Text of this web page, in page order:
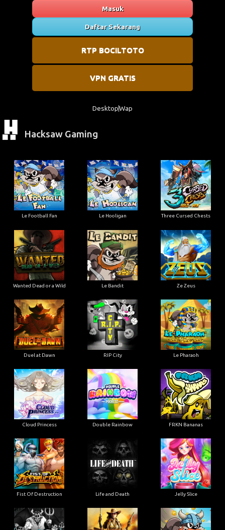
Masuk
Daftar Sekarang
RTP BOCILTOTO
VPN GRATIS
DesktopWap
Hacksaw Gaming
Le Football Fan Le Hooligan Three Cursed Chests
Wanted Dead or a Wild Le Bandit Ze Zeus
Duel at Dawn RIP City Le Pharaoh
Cloud Princess Double Rainbow FRKN Bananas
Fist Of Destruction Life and Death Jelly Slice